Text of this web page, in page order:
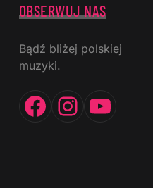
OBSERWUJ NAS
Bądź bliżej polskiej
muzyki.
Facebook